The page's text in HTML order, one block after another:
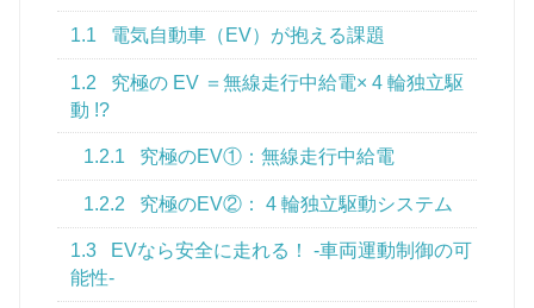
1.1 電気自動車（EV）が抱える課題
1.2
究極の EV ＝無線走行中給電× 4 輪独立駆
動 !?
1.2.1 究極のEV①：無線走行中給電
1.2.2 究極のEV②： 4 輪独立駆動システム
1.3
EVなら安全に走れる！ -車両運動制御の可
能性-